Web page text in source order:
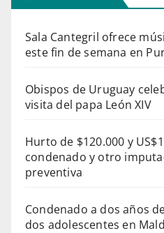
Sala Cantegril ofrece
este fin de semana en
Obispos de Uruguay
visita del papa León XIV
Hurto de $120.000 y
condenado y otro
preventiva
Condenado a dos años
dos adolescentes en